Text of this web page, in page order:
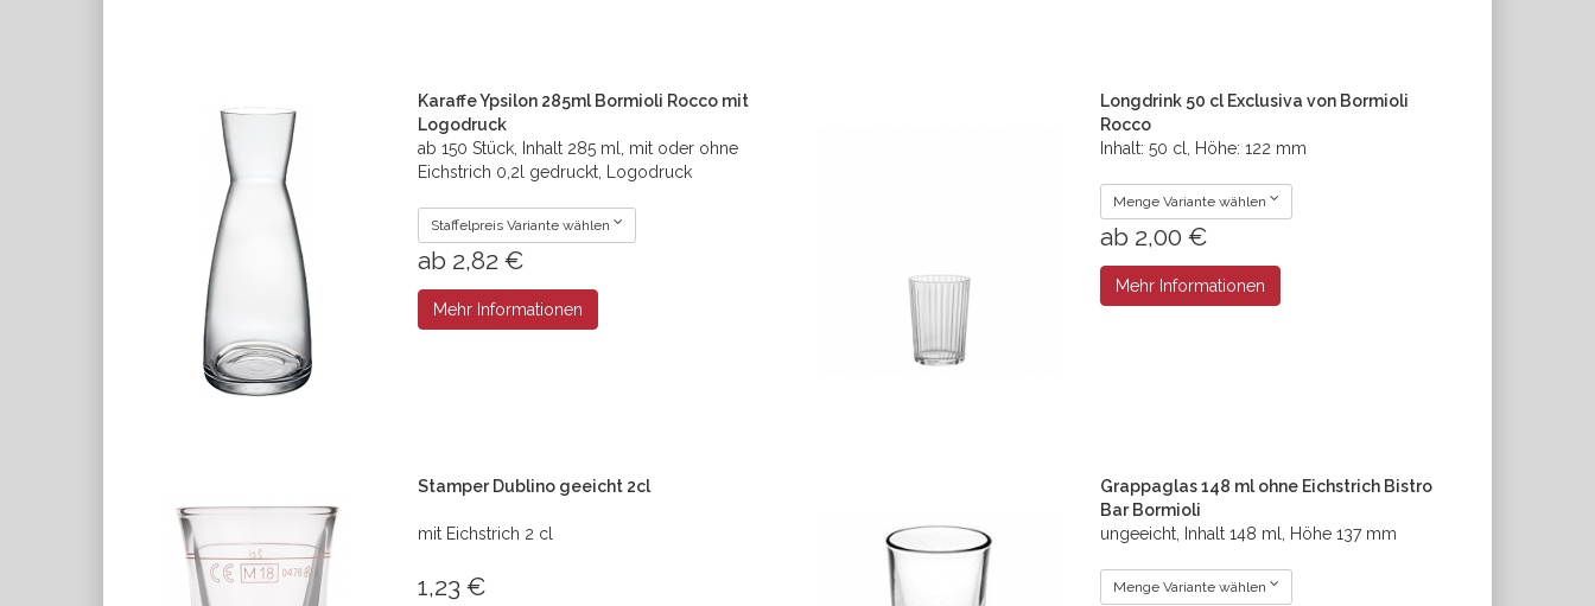
Karaffe Ypsilon 285ml Bormioli Rocco mit
Logodruck
ab 150 Stück, Inhalt 285 ml, mit oder ohne
Eichstrich 0,2l gedruckt, Logodruck
Staffelpreis Variante wählen
ab 2,82 €
Mehr Informationen
Longdrink 50 cl Exclusiva von Bormioli
Rocco
Inhalt: 50 cl, Höhe: 122 mm
Menge Variante wählen
ab 2,00 €
Mehr Informationen
Stamper Dublino geeicht 2cl
mit Eichstrich 2 cl
1,23 €
Grappaglas 148 ml ohne Eichstrich Bistro
Bar Bormioli
ungeeicht, Inhalt 148 ml, Höhe 137 mm
Menge Variante wählen